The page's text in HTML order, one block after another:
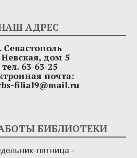
АДРЕС
Севастополь
Невская, дом 5
тел. 63-63-25
почта:
filial9@mail.ru
БИБЛИОТЕКИ
пятница –